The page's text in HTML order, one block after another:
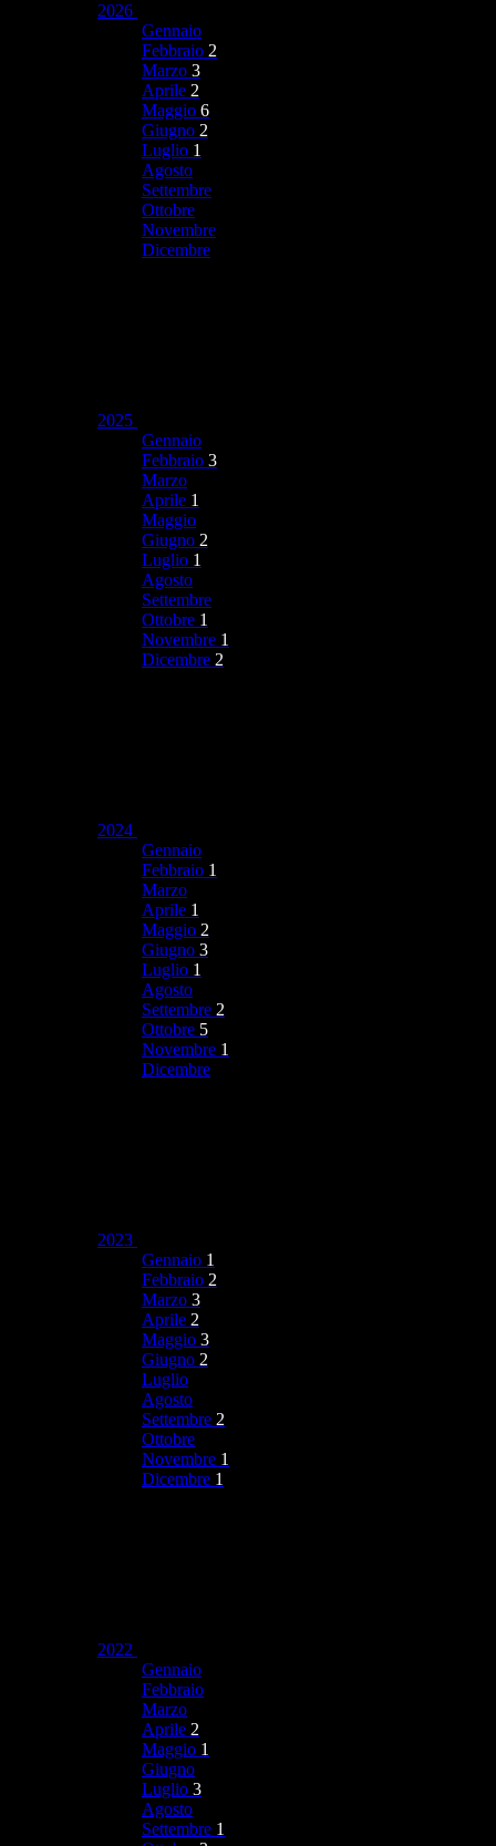
2026
Gennaio
Febbraio 2
Marzo 3
Aprile 2
Maggio 6
Giugno 2
Luglio 1
Agosto
Settembre
Ottobre
Novembre
Dicembre
2025
Gennaio
Febbraio 3
Marzo
Aprile 1
Maggio
Giugno 2
Luglio 1
Agosto
Settembre
Ottobre 1
Novembre 1
Dicembre 2
2024
Gennaio
Febbraio 1
Marzo
Aprile 1
Maggio 2
Giugno 3
Luglio 1
Agosto
Settembre 2
Ottobre 5
Novembre 1
Dicembre
2023
Gennaio 1
Febbraio 2
Marzo 3
Aprile 2
Maggio 3
Giugno 2
Luglio
Agosto
Settembre 2
Ottobre
Novembre 1
Dicembre 1
2022
Gennaio
Febbraio
Marzo
Aprile 2
Maggio 1
Giugno
Luglio 3
Agosto
Settembre 1